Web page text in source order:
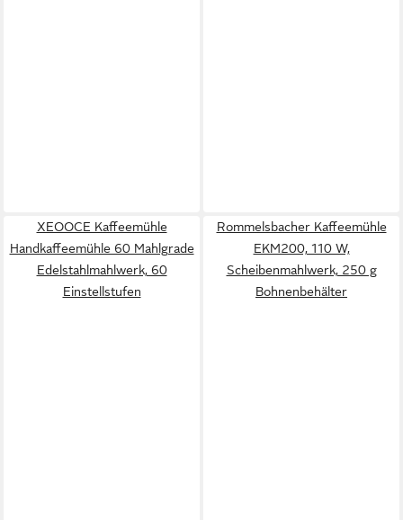
XEOOCE Kaffeemühle
Handkaffeemühle 60 Mahlgrade
Edelstahlmahlwerk, 60
Einstellstufen
Rommelsbacher Kaffeemühle
EKM200, 110 W,
Scheibenmahlwerk, 250 g
Bohnenbehälter